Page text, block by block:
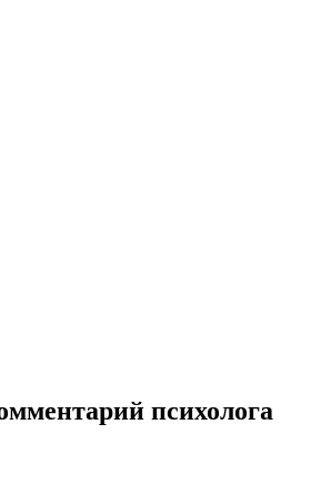
психолога